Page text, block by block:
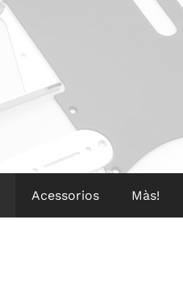
Acessorios Màs!